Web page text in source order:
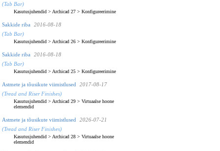
(Tab Bar)
Kasutusjuhendid > Archicad 27 > Konfigureerimine
Sakkide riba
2016-08-18
(Tab Bar)
Kasutusjuhendid > Archicad 26 > Konfigureerimine
Sakkide riba
2016-08-18
(Tab Bar)
Kasutusjuhendid > Archicad 25 > Konfigureerimine
Astmete ja tõusikute viimistlused
2017-08-17
(Tread and Riser Finishes)
Kasutusjuhendid > Archicad 29 > Virtuaalse hoone
elemendid
Astmete ja tõusikute viimistlused
2026-07-21
(Tread and Riser Finishes)
Kasutusjuhendid > Archicad 28 > Virtuaalse hoone
elemendid